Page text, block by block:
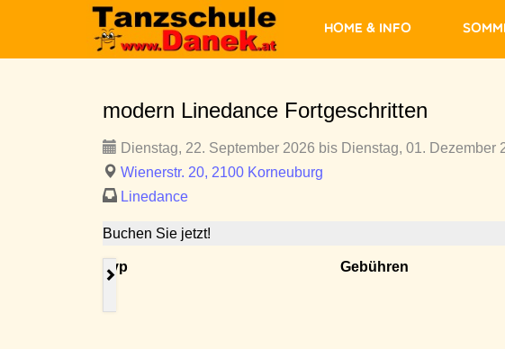
Home & Info
modern Linedance Fortgeschritten
Dienstag, 22. September 2026 bis Dienstag, 01. Dezember
Wienerstr. 20, 2100 Korneuburg
Linedance
Buchen Sie jetzt!
Typ Gebühren